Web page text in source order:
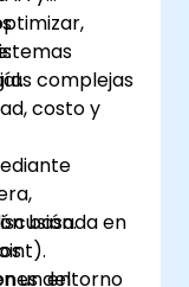
complejas
costo y
basada en
del
un entorno